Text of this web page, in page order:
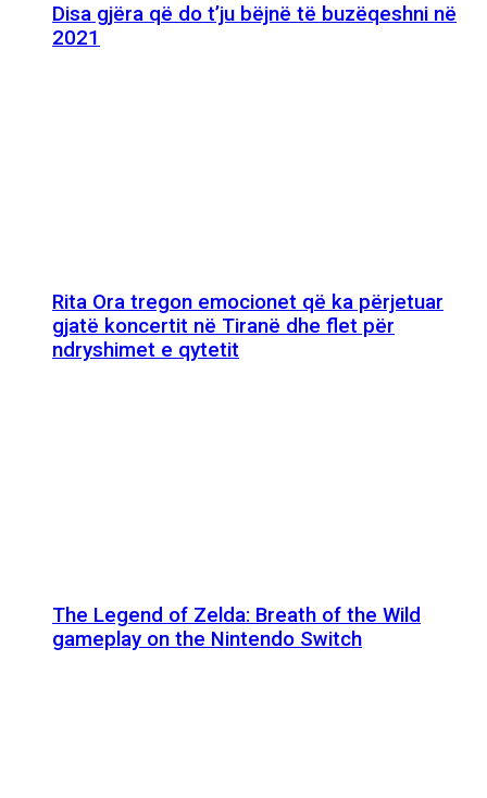
Disa gjëra që do t’ju bëjnë të buzëqeshni në
2021
Rita Ora tregon emocionet që ka përjetuar
gjatë koncertit në Tiranë dhe flet për
ndryshimet e qytetit
The Legend of Zelda: Breath of the Wild
gameplay on the Nintendo Switch